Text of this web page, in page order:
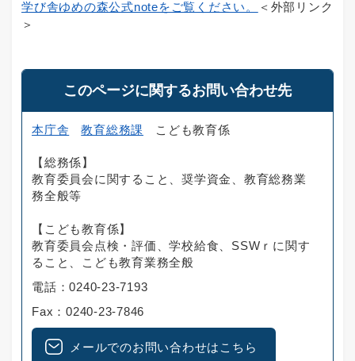
学び舎ゆめの森公式noteをご覧ください。
＜外部リンク
＞
このページに関するお問い合わせ先
本庁舎 教育総務課 こども教育係
【総務係】
教育委員会に関すること、奨学資金、教育総務業
務全般等
【こども教育係】
教育委員会点検・評価、学校給食、SSWｒに関す
ること、こども教育業務全般
電話：0240-23-7193
Fax：0240-23-7846
メールでのお問い合わせはこちら